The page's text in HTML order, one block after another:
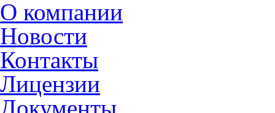
О компании
Новости
Контакты
Лицензии